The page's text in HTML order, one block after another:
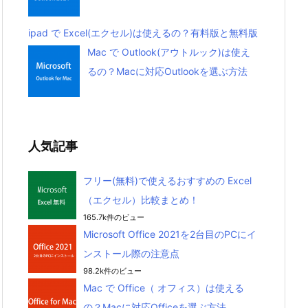
ipad で Excel(エクセル)は使えるの？有料版と無料版
Mac で Outlook(アウトルック)は使え
るの？Macに対応Outlookを選ぶ方法
人気記事
フリー(無料)で使えるおすすめの Excel
（エクセル）比較まとめ！
165.7k件のビュー
Microsoft Office 2021を2台目のPCにイ
ンストール際の注意点
98.2k件のビュー
Mac で Office（ オフィス）は使える